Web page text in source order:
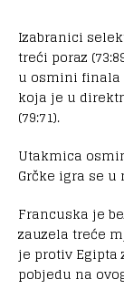
Izabranici
treći poraz
u osmini finala
koja je u
(79:71).
Utakmica
Grčke igra se
Francuska je
zauzela treće
je protiv
pobjedu na